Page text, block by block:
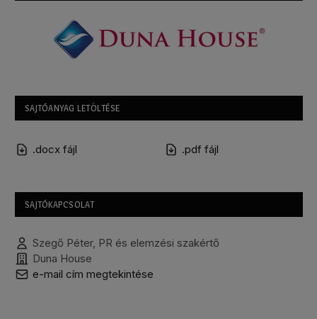
SAJTÓANYAG LETÖLTÉSE
.docx fájl .pdf fájl
SAJTÓKAPCSOLAT
Szegő Péter, PR és elemzési szakértő
Duna House
e-mail cím megtekintése